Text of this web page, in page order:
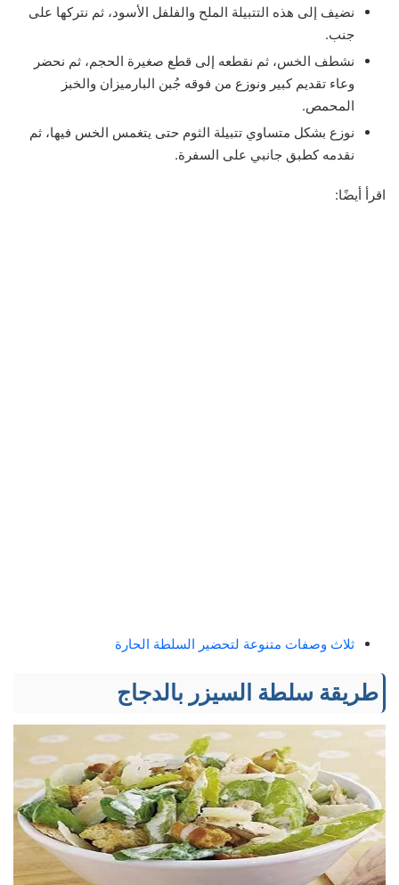
نضيف إلى هذه التتبيلة الملح والفلفل الأسود، ثم نتركها على
جنب.
نشطف الخس، ثم نقطعه إلى قطع صغيرة الحجم، ثم نحضر
وعاء تقديم كبير ونوزع من فوقه جُبن البارميزان والخبز
المحمص.
نوزع بشكل متساوي تتبيلة الثوم حتى يتغمس الخس فيها، ثم
نقدمه كطبق جانبي على السفرة.
اقرأ أيضًا:
ثلاث وصفات متنوعة لتحضير السلطة الحارة
طريقة سلطة السيزر بالدجاج